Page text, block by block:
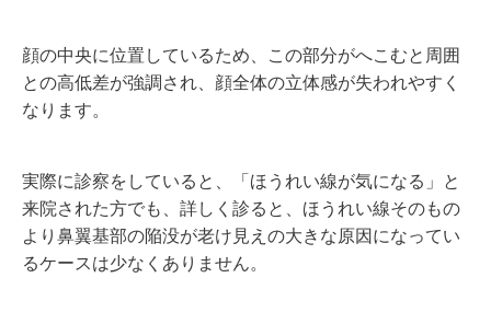
顔の中央に位置しているため、この部分がへこむと周囲
との高低差が強調され、顔全体の立体感が失われやすく
なります。
実際に診察をしていると、「ほうれい線が気になる」と
来院された方でも、詳しく診ると、ほうれい線そのもの
より鼻翼基部の陥没が老け見えの大きな原因になってい
るケースは少なくありません。